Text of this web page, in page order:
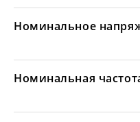
Номинальное
Номинальная